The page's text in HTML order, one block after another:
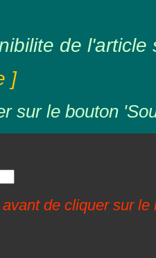
de l'article
]
sur le bouton
de cliquer sur le